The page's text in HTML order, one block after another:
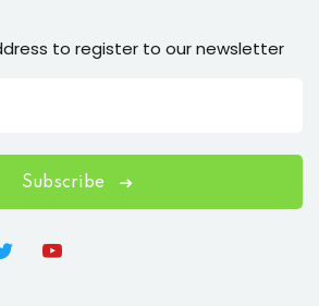
to register to our newsletter
Subscribe